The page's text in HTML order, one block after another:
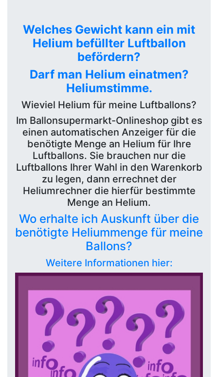
Welches Gewicht kann ein mit
Helium befüllter Luftballon
befördern?
Darf man Helium einatmen?
Heliumstimme.
Wieviel Helium für meine Luftballons?
Im Ballonsupermarkt-Onlineshop gibt es
einen automatischen Anzeiger für die
benötigte Menge an Helium für Ihre
Luftballons. Sie brauchen nur die
Luftballons Ihrer Wahl in den Warenkorb
zu legen, dann errechnet der
Heliumrechner die hierfür bestimmte
Menge an Helium.
Wo erhalte ich Auskunft über die
benötigte Heliummenge für meine
Ballons?
Weitere Informationen hier: